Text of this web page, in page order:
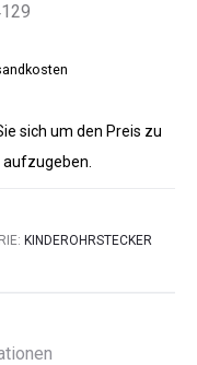
sich um den Preis zu
KINDEROHRSTECKER